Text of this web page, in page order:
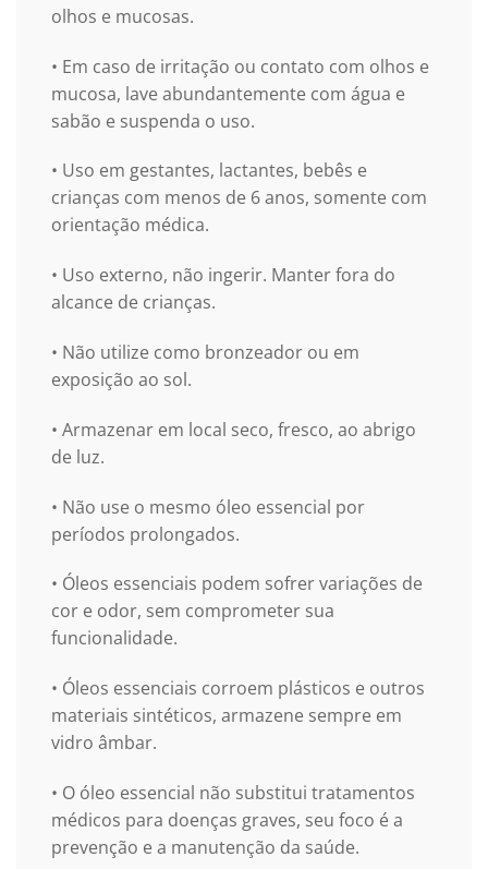
olhos e mucosas.
• Em caso de irritação ou contato com olhos e
mucosa, lave abundantemente com água e
sabão e suspenda o uso.
• Uso em gestantes, lactantes, bebês e
crianças com menos de 6 anos, somente com
orientação médica.
• Uso externo, não ingerir. Manter fora do
alcance de crianças.
• Não utilize como bronzeador ou em
exposição ao sol.
• Armazenar em local seco, fresco, ao abrigo
de luz.
• Não use o mesmo óleo essencial por
períodos prolongados.
• Óleos essenciais podem sofrer variações de
cor e odor, sem comprometer sua
funcionalidade.
• Óleos essenciais corroem plásticos e outros
materiais sintéticos, armazene sempre em
vidro âmbar.
• O óleo essencial não substitui tratamentos
médicos para doenças graves, seu foco é a
prevenção e a manutenção da saúde.